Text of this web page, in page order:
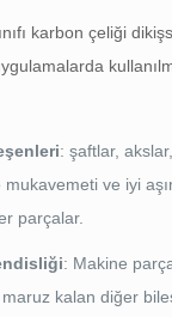
karbon çeliği
: şaftlar,
ve iyi
parçalar.
: Makine
kalan diğer